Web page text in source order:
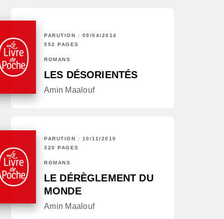
PARUTION : 09/04/2014
552 PAGES
ROMANS
LES DÉSORIENTÉS
Amin Maalouf
PARUTION : 10/11/2010
320 PAGES
ROMANS
LE DÉRÈGLEMENT DU
MONDE
Amin Maalouf